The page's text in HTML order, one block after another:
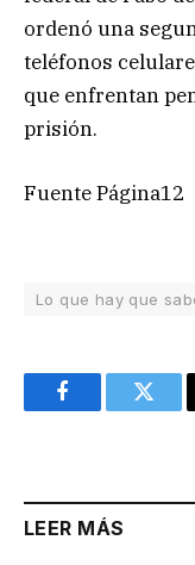
ordenó una
teléfonos
que enfrentan
prisión.
Fuente Página12
Lo que hay que
Facebook
LEER MÁS